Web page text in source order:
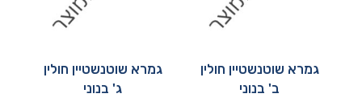
גמרא שוטנשטיין חולין
ב' בנוני
גמרא שוטנשטיין חולין
ג' בנוני